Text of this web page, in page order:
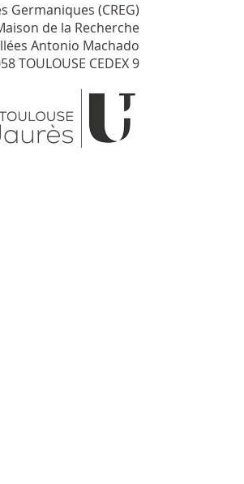
Germaniques (CREG)
de la Recherche
Antonio Machado
TOULOUSE CEDEX 9